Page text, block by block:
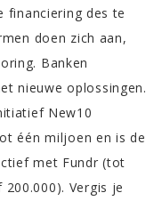
financiering des te
doen zich aan,
Banken
nieuwe oplossingen.
New10
één miljoen en is de
met Fundr (tot
Vergis je